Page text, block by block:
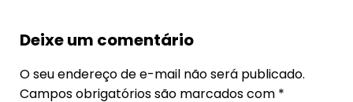
Deixe um comentário
O seu endereço de e-mail não será publicado.
Campos obrigatórios são marcados com *